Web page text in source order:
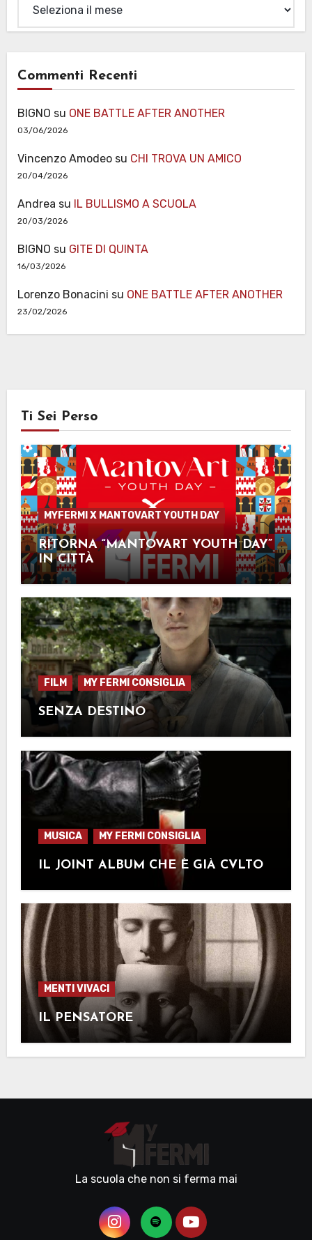
Commenti Recenti
BIGNO su ONE BATTLE AFTER ANOTHER
03/06/2026
Vincenzo Amodeosu CHI TROVA UN AMICO
20/04/2026
Andrea su IL BULLISMO A SCUOLA
20/03/2026
BIGNO su GITE DI QUINTA
16/03/2026
Lorenzo Bonacini su ONE BATTLE AFTER ANOTHER
23/02/2026
Ti Sei Perso
MYFERMI X MANTOVART YOUTH DAY
RITORNA “MANTOVART YOUTH DAY”
IN CITTÀ
FILM MY FERMI CONSIGLIA
SENZA DESTINO
MUSICA MY FERMI CONSIGLIA
IL JOINT ALBUM CHE È GIÀ CVLTO
MENTI VIVACI
IL PENSATORE
La scuola che non si ferma mai